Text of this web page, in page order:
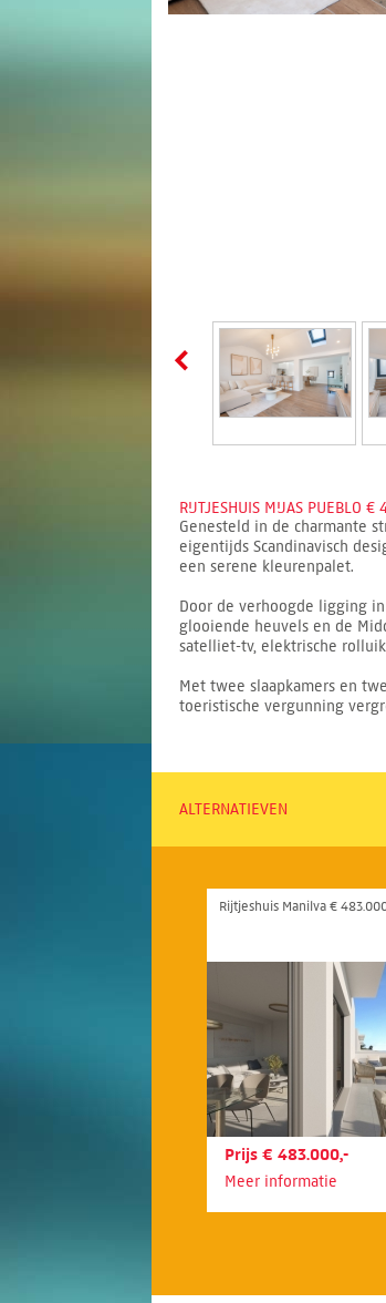
RIJTJESHUIS MIJAS PUEBLO
Genesteld in de charmante
eigentijds Scandinavisch
een serene kleurenpalet.
Door de verhoogde ligging
glooiende heuvels en de
satelliet-tv, elektrische
Met twee slaapkamers en
toeristische vergunning
ALTERNATIEVEN
Rijtjeshuis Manilva €
Prijs € 483.000,-
Meer informatie